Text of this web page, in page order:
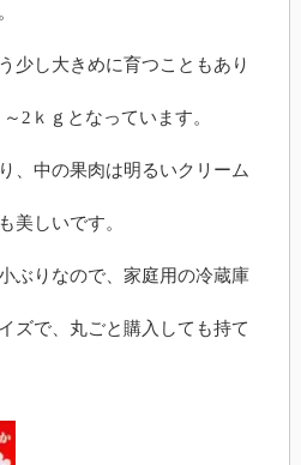
少し大きめに育つこともあり
2ｋｇとなっています。
、中の果肉は明るいクリーム
美しいです。
ぶりなので、家庭用の冷蔵庫
ズで、丸ごと購入しても持て